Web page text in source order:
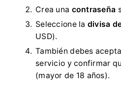
Crea una contraseña
Seleccione la divisa
USD).
También debes
servicio y confirmar
(mayor de 18 años).